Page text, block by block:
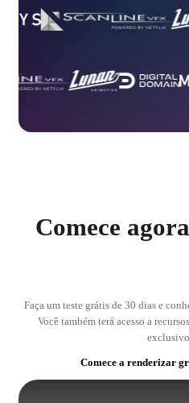
Comece agora
Faça um teste grátis de 30 dias e
Você também terá acesso a
Comece a renderizar